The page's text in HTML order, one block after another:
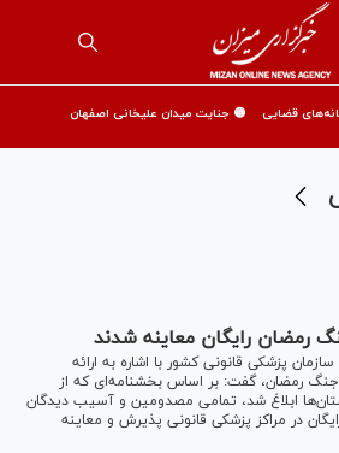
قضایی 🟡 جنایت میدان علیخانی اصفهان
رمضان رایگان معاینه شدند
پزشکی قانونی کشور با اشاره به ارائه
رمضان، گفت: بر اساس بخشنامه‌ای که از
ابلاغ شد، تمامی مصدومین و آسیب دیدگان
در مراکز پزشکی قانونی پذیرش و معاینه